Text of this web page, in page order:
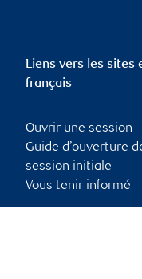
Liens vers les sites
français
Ouvrir une session
Guide d’ouverture
session initiale
Vous tenir informé